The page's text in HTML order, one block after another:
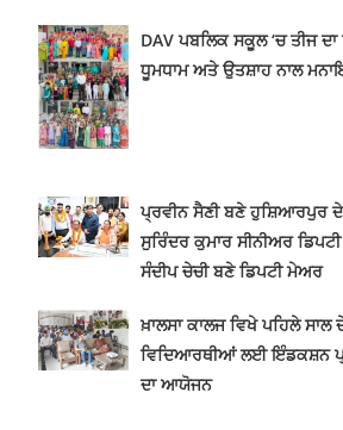
DAV ਪਬਲਿਕ ਸਕੂਲ ‘ਚ ਤੀਜ ਦਾ
ਧੂਮਧਾਮ ਅਤੇ ਉਤਸ਼ਾਹ ਨਾਲ
ਪ੍ਰਵੀਨ ਸੈਣੀ ਬਣੇ ਹੁਸ਼ਿਆਰਪੁਰ
ਸੁਰਿੰਦਰ ਕੁਮਾਰ ਸੀਨੀਅਰ
ਸੰਦੀਪ ਚੇਚੀ ਬਣੇ ਡਿਪਟੀ ਮੇਅਰ
ਖ਼ਾਲਸਾ ਕਾਲਜ ਵਿਖੇ ਪਹਿਲੇ ਸਾਲ
ਵਿਦਿਆਰਥੀਆਂ ਲਈ ਇੰਡਕਸ਼ਨ
ਦਾ ਆਯੋਜਨ